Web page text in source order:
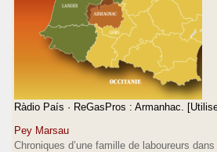
Ràdio País · ReGasPros : Armanhac.
Pey Marsau
Chroniques d’une famille de laboureurs